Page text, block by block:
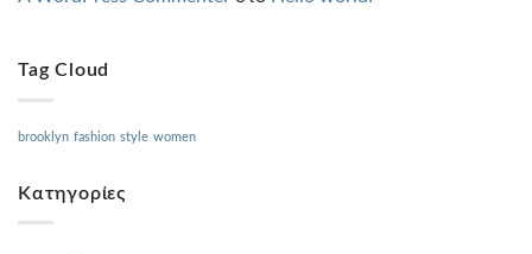
Tag Cloud
brooklyn fashion style women
Kατηγορίες